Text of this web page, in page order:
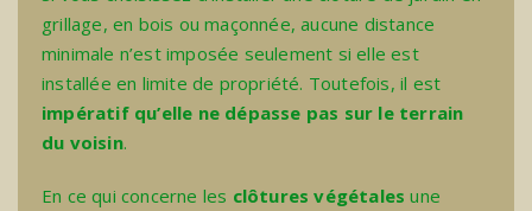
grillage, en bois ou maçonnée, aucune distance
minimale n’est imposée seulement si elle est
installée en limite de propriété. Toutefois, il est
impératif qu’elle ne dépasse pas sur le terrain
du voisin.
En ce qui concerne les clôtures végétalesune